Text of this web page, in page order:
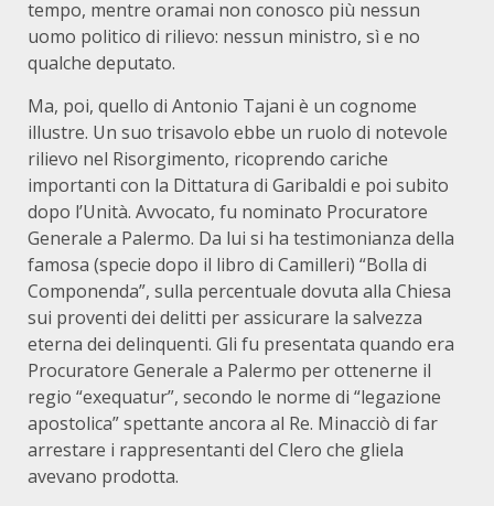
tempo, mentre oramai non conosco più nessun
uomo politico di rilievo: nessun ministro, sì e no
qualche deputato.
Ma, poi, quello di Antonio Tajani è un cognome
illustre. Un suo trisavolo ebbe un ruolo di notevole
rilievo nel Risorgimento, ricoprendo cariche
importanti con la Dittatura di Garibaldi e poi subito
dopo l’Unità. Avvocato, fu nominato Procuratore
Generale a Palermo. Da lui si ha testimonianza della
famosa (specie dopo il libro di Camilleri) “Bolla di
Componenda”, sulla percentuale dovuta alla Chiesa
sui proventi dei delitti per assicurare la salvezza
eterna dei delinquenti. Gli fu presentata quando era
Procuratore Generale a Palermo per ottenerne il
regio “exequatur”, secondo le norme di “legazione
apostolica” spettante ancora al Re. Minacciò di far
arrestare i rappresentanti del Clero che gliela
avevano prodotta.